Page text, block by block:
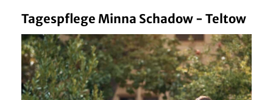
Tagespflege Minna Schadow - Teltow